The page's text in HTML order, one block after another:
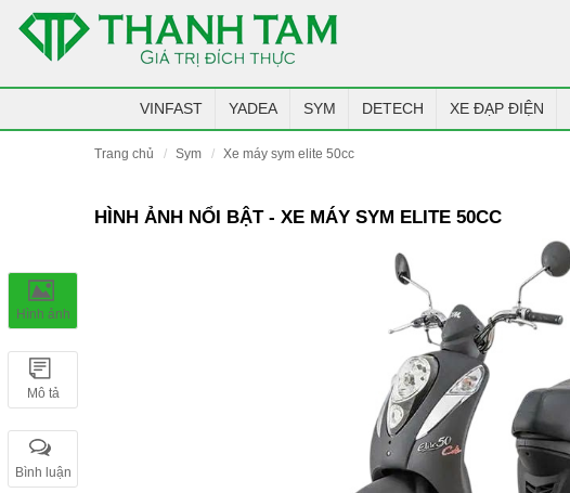
VINFAST YADEA SYM DETECH XE ĐẠP ĐIỆN
Hình ảnh
Mô tả
Bình luận
trang chủ sym xe máy sym elite 50cc
HÌNH ẢNH NỔI BẬT - XE MÁY SYM ELITE 50CC